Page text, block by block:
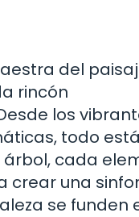
del
rincón
los
todo está
cada
crear una
se funden